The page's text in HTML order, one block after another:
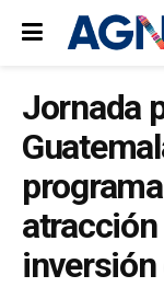
Jornada
atracción